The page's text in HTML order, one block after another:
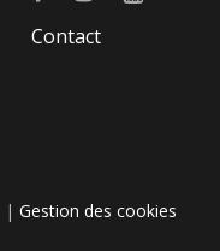
Contact
| Gestion des cookies